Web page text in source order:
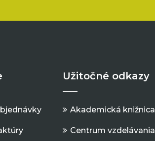
Užitočné odkazy
Akademická knižnica
Centrum vzdelávania